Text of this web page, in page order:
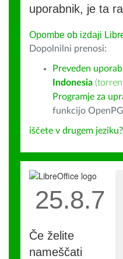
uporabnik, je ta
Opombe ob izdaji
Dopolnilni prenosi:
Preveden
Indonesia (
Programje za
funkcijo
iščete v drugem jeziku?
25.8.7
Če želite
nameščati